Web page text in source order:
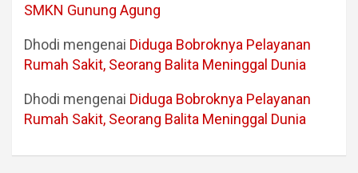
SMKN Gunung Agung
Dhodi mengenai Diduga Bobroknya Pelayanan
Rumah Sakit, Seorang Balita Meninggal Dunia
Dhodi mengenai Diduga Bobroknya Pelayanan
Rumah Sakit, Seorang Balita Meninggal Dunia